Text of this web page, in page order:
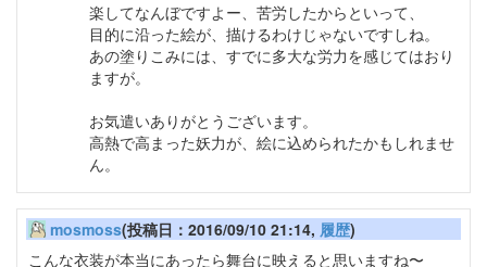
楽してなんぼですよー、苦労したからといって、
目的に沿った絵が、描けるわけじゃないですしね。
あの塗りこみには、すでに多大な労力を感じてはおり
ますが。
お気遣いありがとうございます。
高熱で高まった妖力が、絵に込められたかもしれませ
ん。
mosmoss(投稿日：2016/09/10 21:14, 履歴)
こんな衣装が本当にあったら舞台に映えると思いますね〜